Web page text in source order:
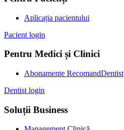
Aplicația pacientului
Pacient login
Pentru Medici și Clinici
Abonamente RecomandDentist
Dentist login
Soluții Business